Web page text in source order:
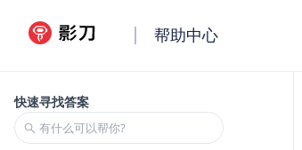
帮助中心
快速寻找答案